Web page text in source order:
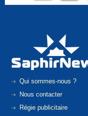
Qui sommes-nous ?
Nous contacter
Régie publicitaire